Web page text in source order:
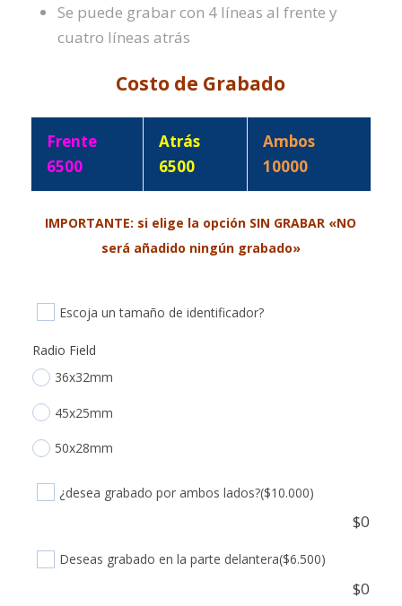
Se puede grabar con 4 líneas al frente y
cuatro líneas atrás
Costo de Grabado
Frente
6500
Atrás
6500
Ambos
10000
IMPORTANTE: si elige la opción SIN GRABAR «NO
será añadido ningúngrabado»
Escoja un tamaño de identificador?
Radio Field
36x32mm
45x25mm
50x28mm
¿desea grabado por ambos lados?($10.000)
$0
Deseas grabado en la parte delantera($6.500)
$0